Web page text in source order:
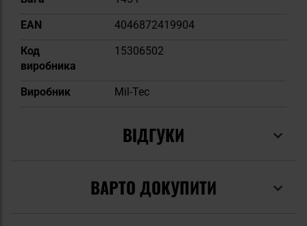
EAN
4046872419904
Код
виробника
15306502
Виробник Mil-Tec
ВІДГУКИ
ВАРТО ДОКУПИТИ